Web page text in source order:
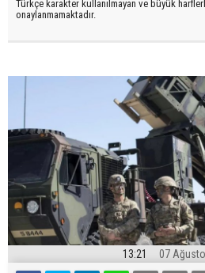
Türkçe karakter kullanılmayan ve büyük
onaylanmamaktadır.
13:21 07